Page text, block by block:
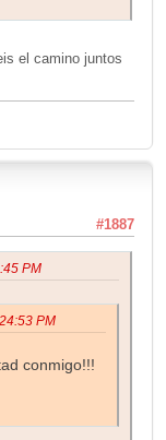
el camino juntos
#1887
PM
PM
conmigo!!!